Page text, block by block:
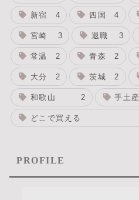
新宿 4 四国 4
宮崎 3 退職 3
常温 2 青森 2
大分 2 茨城 2
和歌山 2 手土産
どこで買える
PROFILE